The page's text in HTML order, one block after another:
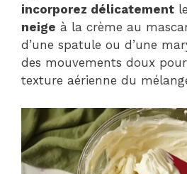
incorporez délicatement
neige à la crème au
d’une spatule ou d’une
des mouvements doux
texture aérienne du